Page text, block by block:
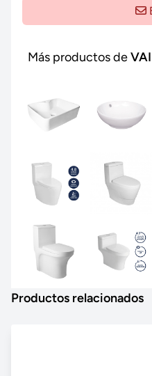
Más productos de
Productos relacionados